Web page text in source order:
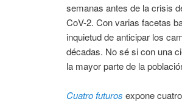
semanas antes de la crisis
CoV-2. Con varias facetas
inquietud de anticipar los
décadas. No sé si con una
la mayor parte de la
Cuatro futuros expone